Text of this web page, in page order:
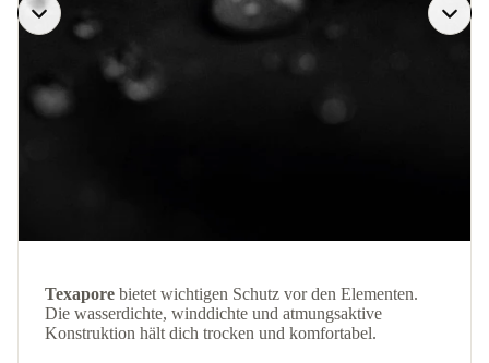
Texapore bietet wichtigen Schutz vor den Elementen.
Die wasserdichte, winddichte und atmungsaktive
Konstruktion hält dich trocken und komfortabel.